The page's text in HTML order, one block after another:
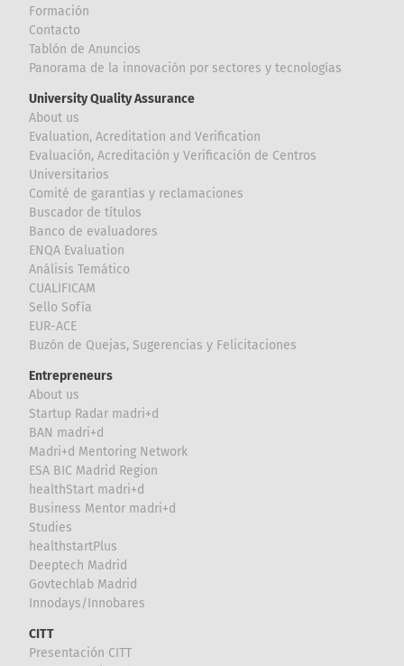
Formación
Contacto
Tablón de Anuncios
Panorama de la innovación por sectores y tecnologías
University Quality Assurance
About us
Evaluation, Acreditation and Verification
Evaluación, Acreditación y Verificación de Centros
Universitarios
Comité de garantías y reclamaciones
Buscador de títulos
Banco de evaluadores
ENQA Evaluation
Análisis Temático
CUALIFICAM
Sello Sofía
EUR-ACE
Buzón de Quejas, Sugerencias y Felicitaciones
Entrepreneurs
About us
Startup Radar madri+d
BAN madri+d
Madri+d Mentoring Network
ESA BIC Madrid Region
healthStart madri+d
Business Mentor madri+d
Studies
healthstartPlus
Deeptech Madrid
Govtechlab Madrid
Innodays/Innobares
CITT
Presentación CITT